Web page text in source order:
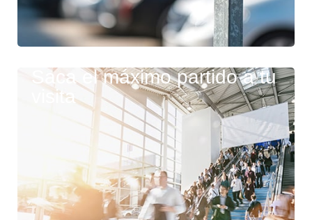
Saca el máximo partido a tu
visita